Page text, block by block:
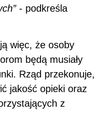
- podkreśla
więc, że osoby
będą musiały
Rząd przekonuje,
jakość opieki oraz
z